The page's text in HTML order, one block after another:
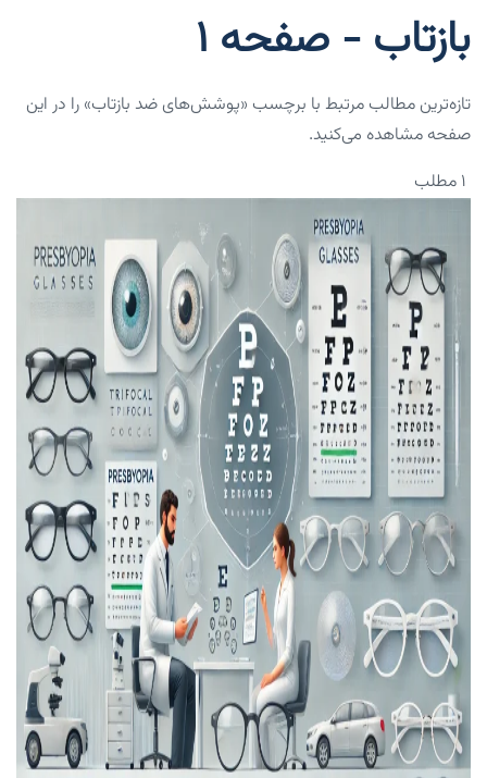
بازتاب - صفحه 1
تازه‌ترین مطالب مرتبط با برچسب «پوشش‌های ضد بازتاب» را در این
صفحه مشاهده می‌کنید.
۱ مطلب